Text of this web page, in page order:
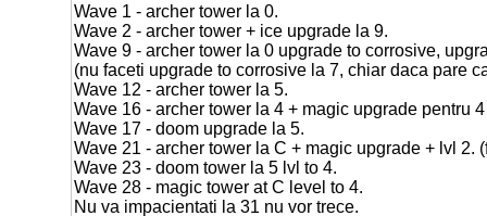
Wave 1 - archer tower la 0.
Wave 2 - archer tower + ice upgrade la 9.
Wave 9 - archer tower la 0 upgrade to corrosive,
(nu faceti upgrade to corrosive la 7, chiar daca pare
Wave 12 - archer tower la 5.
Wave 16 - archer tower la 4 + magic upgrade pentru
Wave 17 - doom upgrade la 5.
Wave 21 - archer tower la C + magic upgrade + lvl 2.
Wave 23 - doom tower la 5 lvl to 4.
Wave 28 - magic tower at C level to 4.
Nu va impacientati la 31 nu vor trece.